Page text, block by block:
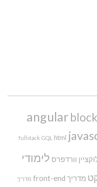
angular
fullstack GQL html
וורדפרס לימודי
מדריך front-end מדריך